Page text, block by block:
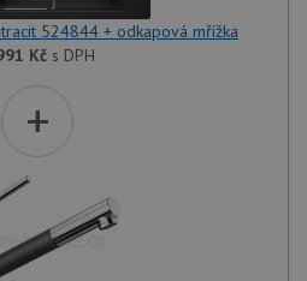
524844 + odkapová mřížka
Kčs DPH
+
Nezařazené
soubory
Výkonové soubory